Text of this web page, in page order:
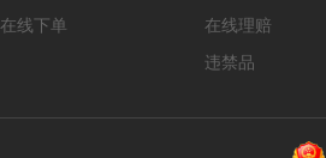
在线下单 在线理赔
违禁品